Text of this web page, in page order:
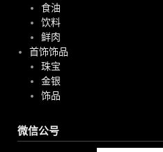
食油
饮料
鲜肉
首饰饰品
珠宝
金银
饰品
微信公号